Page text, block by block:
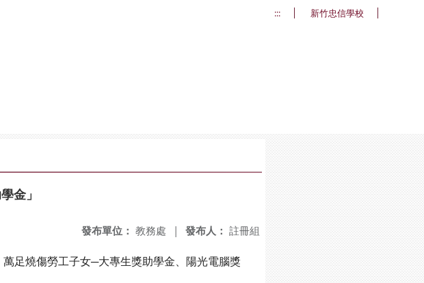
::: 新竹忠信學校
金」
發布人： 註冊組
發布單位： 教務處 |
燒傷勞工子女─大專生獎助學金、陽光電腦獎